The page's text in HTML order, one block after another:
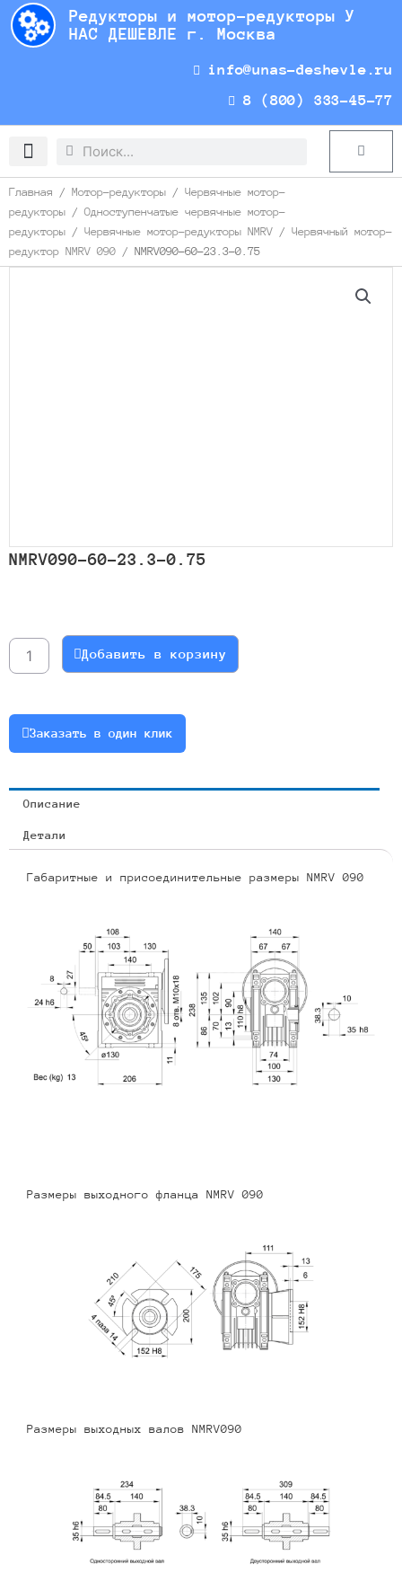
Перейти
содержимому
Редукторы и мотор-редукторы У
НАС ДЕШЕВЛЕ г. Москва
info@unas-deshevle.ru
8 (800) 333-45-77
Search
Search Cart
Главная / Мотор-редукторы / Червячные мотор-
редукторы / Одноступенчатые червячные мотор-
редукторы / Червячные мотор-редукторы NMRV / Червячный мотор-
редуктор NMRV 090 / NMRV090-60-23.3-0.75
NMRV090-60-23.3-0.75
NMRV090-
60-
Добавить в корзину
Заказать в один клик
Описание
Детали
Габаритные и присоединительные размеры NMRV 090
Размеры выходного фланца NMRV 090
Размеры выходных валов NMRV090